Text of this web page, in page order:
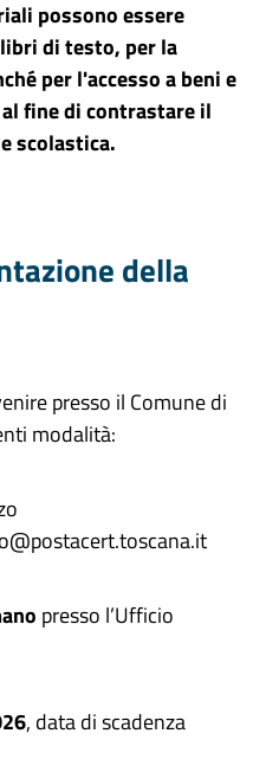
possono essere
di testo, per la
per l'accesso a beni e
fine di contrastare il
scolastica.
della
presso il Comune di
modalità:
presso l’Ufficio
, data di scadenza